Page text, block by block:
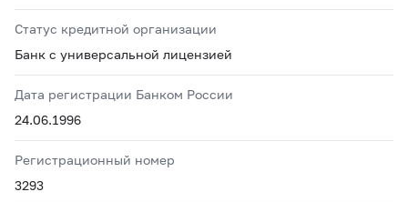
Статус кредитной организации
Банк с универсальной лицензией
Дата регистрации Банком России
24.06.1996
Регистрационный номер
3293